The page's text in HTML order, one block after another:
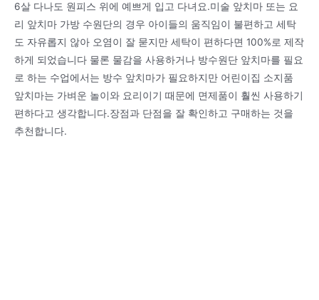
6살 다나도 원피스 위에 예쁘게 입고 다녀요.미술 앞치마 또는 요
리 앞치마 가방 수원단의 경우 아이들의 움직임이 불편하고 세탁
도 자유롭지 않아 오염이 잘 묻지만 세탁이 편하다면 100%로 제작
하게 되었습니다 물론 물감을 사용하거나 방수원단 앞치마를 필요
로 하는 수업에서는 방수 앞치마가 필요하지만 어린이집 소지품
앞치마는 가벼운 놀이와 요리이기 때문에 면제품이 훨씬 사용하기
편하다고 생각합니다.장점과 단점을 잘 확인하고 구매하는 것을
추천합니다.